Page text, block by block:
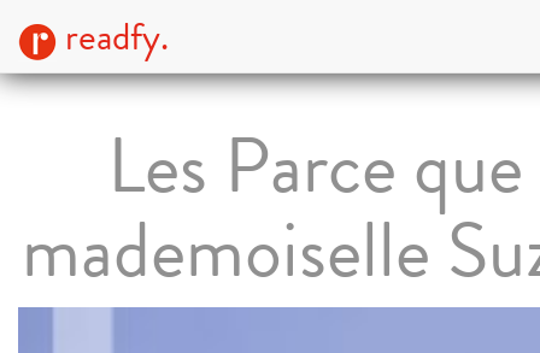
readfy.
Les Parce
mademoiselle